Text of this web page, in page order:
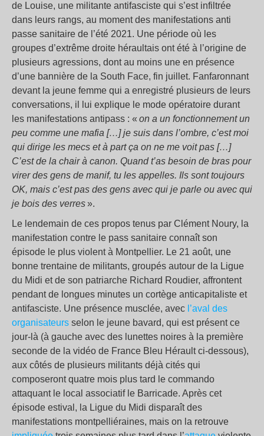
de Louise, une militante antifasciste qui s’est infiltrée
dans leurs rangs, au moment des manifestations anti
passe sanitaire de l’été 2021. Une période où les
groupes d’extrême droite héraultais ont été à l’origine de
plusieurs agressions, dont au moins une en présence
d’une bannière de la South Face, fin juillet. Fanfaronnant
devant la jeune femme qui a enregistré plusieurs de leurs
conversations, il lui explique le mode opératoire durant
les manifestations antipass : « on a un fonctionnement un
peu comme une mafia […] je suis dans l’ombre, c’est moi
qui dirige les mecs et à part ça on ne me voit pas […]
C’est de la chair à canon. Quand t’as besoin de bras pour
virer des gens de manif, tu les appelles. Ils sont toujours
OK, mais c’est pas des gens avec qui je parle ou avec qui
je bois des verres».
Le lendemain de ces propos tenus par Clément Noury, la
manifestation contre le pass sanitaire connaît son
épisode le plus violent à Montpellier. Le 21 août, une
bonne trentaine de militants, groupés autour de la Ligue
du Midi et de son patriarche Richard Roudier, affrontent
pendant de longues minutes un cortège anticapitaliste et
antifasciste. Une présence musclée, avec l’aval des
organisateurs selon le jeune bavard, qui est présent ce
jour-là (à gauche avec des lunettes noires à la première
seconde de la vidéo de France Bleu Hérault ci-dessous),
aux côtés de plusieurs militants déjà cités qui
composeront quatre mois plus tard le commando
attaquant le local associatif le Barricade. Après cet
épisode estival, la Ligue du Midi disparaît des
manifestations montpelliéraines, mais on la retrouve